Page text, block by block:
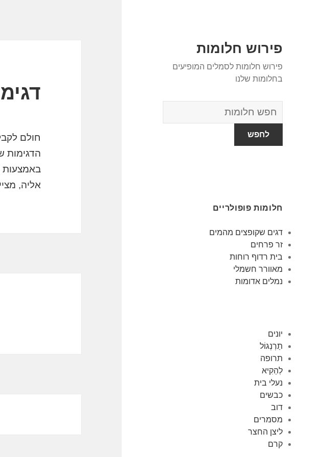
פירוש חלומות
פירוש חלומות לסמלים המופיעים
בחלומות שלנו
מילון
החלומות
חלומות פופולריים
דגים שקופצים מהמים
זר פרחים
בית רדוף רוחות
מאוורר חשמלי
נמלים אדומות
יונים
תַרְנְגוֹל
תרופה
לְהַקִיא
נעלי בית
כבשים
דוב
מסמרים
ליצן החצר
קרם
חולם
הדגימות
באמצעות
אליה,